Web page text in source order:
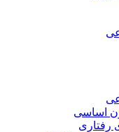
اساسی
رفتاری